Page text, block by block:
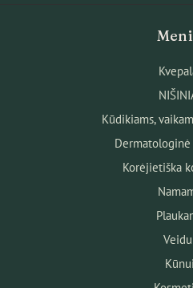
Kūdikiams,
Korėjietiška
Kūnui